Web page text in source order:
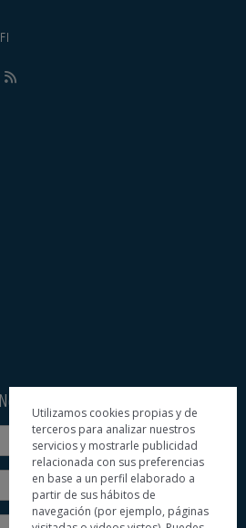
Utilizamos cookies propias y de
terceros para analizar nuestros
servicios y mostrarle publicidad
relacionada con sus preferencias
en base a un perfil elaborado a
partir de sus hábitos de
navegación (por ejemplo, páginas